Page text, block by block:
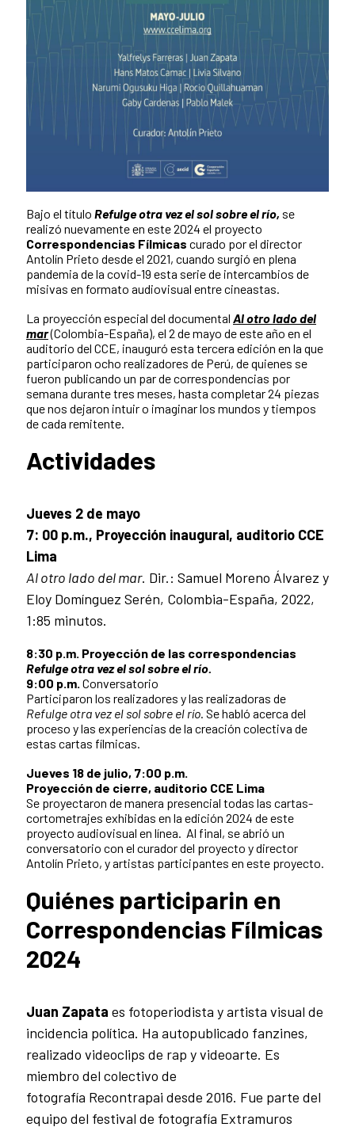
Bajo el título Refulge otra vez el sol sobre elrío, se
realizó nuevamente en este 2024 el proyecto
Correspondencias Fílmicas curado por el director
Antolín Prieto desdeel 2021, cuando surgió en plena
pandemia de la covid-19 esta serie de intercambios de
misivas en formato audiovisual entre cineastas.
La proyección especial del documental Al otro lado del
mar(Colombia-España), el 2 de mayo de este año en el
auditorio del CCE, inauguró esta tercera edición en la que
participaron ocho realizadores de Perú, de quienes se
fueron publicando un par de correspondencias por
semana durante tres meses, hasta completar 24 piezas
que nos dejaron intuir o imaginar los mundos y tiempos
de cada remitente.
Actividades
Jueves 2 de mayo
7: 00 p.m., Proyección inaugural, auditorio CCE
Lima
Al otro lado del mar. Dir.: Samuel Moreno Álvarez y
Eloy Domínguez Serén, Colombia-España, 2022,
1:85 minutos.
8:30 p.m. Proyección de las correspondencias
Refulge otra vez el sol sobre el río.
9:00 p.m. Conversatorio
Participaron los realizadores y las realizadoras de
Refulge otra vez el sol sobre el río . Se habló acerca del
proceso y las experiencias de la creación colectiva de
estas cartas fílmicas.
Jueves 18 de julio, 7:00 p.m.
Proyección de cierre, auditorio CCE Lima
Se proyectaron de manera presencial todas las cartas-
cortometrajes exhibidas en la edición 2024 de este
proyecto audiovisual en línea. Al final, se abrió un
conversatorio con el curador del proyecto y director
Antolín Prieto, y artistas participantes en este proyecto.
Quiénes participarin en
Correspondencias Fílmicas
2024
Juan Zapata es fotoperiodista y artista visual de
incidencia política. Ha autopublicado fanzines,
realizado videoclips de rap y videoarte. Es
miembro del colectivo de
fotografía Recontrapai desde 2016. Fue parte del
equipo del festival de fotografía Extramuros